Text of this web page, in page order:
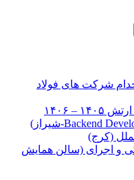
شرکت های فولاد
– ۱۴۰۶
(کرج)
و اجرای (سالن همایش